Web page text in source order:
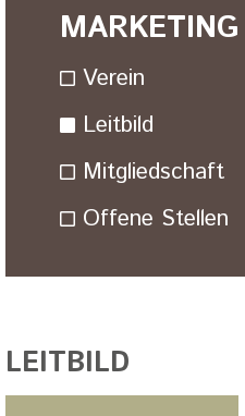
MARKETING
Verein
Leitbild
Mitgliedschaft
Offene Stellen
LEITBILD